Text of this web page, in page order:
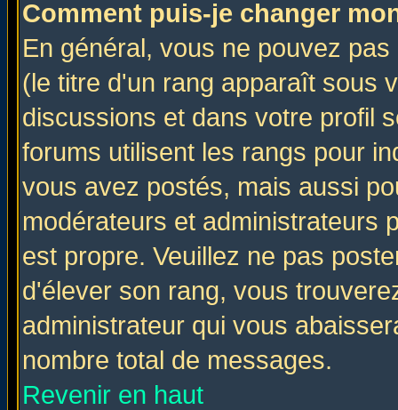
Comment puis-je changer
En général, vous ne pouvez
(le titre d'un rang apparaît sous
discussions et dans votre profil
forums utilisent les rangs pour
vous avez postés, mais aussi
modérateurs et administrateurs
est propre. Veuillez ne pas
d'élever son rang, vous
administrateur qui vous
nombre total de messages.
Revenir en haut